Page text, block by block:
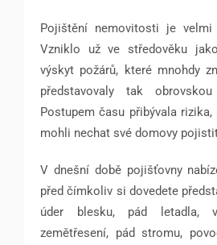
Pojištění nemovitosti je velmi
Vzniklo už ve středověku
výskyt požárů, které mnohdy
představovaly tak
Postupem času přibývala
mohli nechat své domovy
V dnešní době pojišťovny
před čímkoliv si dovedete
úder blesku, pád letadla,
zemětřesení, pád stromu,